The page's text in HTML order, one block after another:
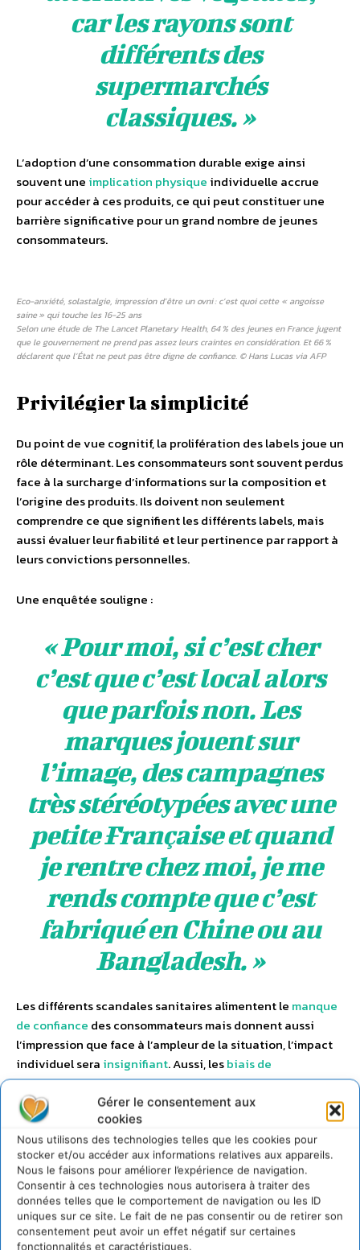
Gérer le consentement aux
cookies
Nous utilisons des technologies telles que les cookies pour
stocker et/ou accéder aux informations relatives aux appareils.
Nous le faisons pour améliorer l’expérience de navigation.
Consentir à ces technologies nous autorisera à traiter des
données telles que le comportement de navigation ou les ID
uniques sur ce site. Le fait de ne pas consentir ou de retirer son
consentement peut avoir un effet négatif sur certaines
fonctionnalités et caractéristiques.
car les rayons sont
différents des
supermarchés
classiques. »
L’adoption d’une consommation durable exige ainsi
souvent une implication physique individuelle accrue
pour accéder à ces produits, ce qui peut constituer une
barrière significative pour un grand nombre de jeunes
consommateurs.
Eco-anxiété, solastalgie, impression d’être un ovni : c’est quoi cette « angoisse
saine » qui touche les 16-25 ans
Selon une étude de The Lancet Planetary Health, 64 % des jeunes en France jugent
que le gouvernement ne prend pas assez leurs craintes en considération. Et 66 %
déclarent que l’État ne peut pas être digne de confiance. © Hans Lucas via AFP
Privilégier la simplicité
Du point de vue cognitif, la prolifération des labels joue un
rôle déterminant. Les consommateurs sont souvent perdus
face à la surcharge d’informations sur la composition et
l’origine des produits. Ils doivent non seulement
comprendre ce que signifient les différents labels, mais
aussi évaluer leur fiabilité et leur pertinence par rapport à
leurs convictions personnelles.
Une enquêtée souligne :
« Pour moi, si c’est cher
c’est que c’est local alors
que parfois non. Les
marques jouent sur
l’image, des campagnes
très stéréotypées avec une
petite Française et quand
je rentre chez moi, je me
rends compte que c’est
fabriqué en Chine ou au
Bangladesh. »
Les différents scandales sanitaires alimentent le manque
de confiance des consommateurs mais donnent aussi
l’impression que face à l’ampleur de la situation, l’impact
individuel sera insignifiant. Aussi, lesbiais de
confirmation, la tendance naturelle que tout un chacun a
de privilégier les informations qui confortent ses
croyances et préjugés, peuvent amener les
consommateurs à se rabattre sur des choix de
consommation plus familiers et moins durables.